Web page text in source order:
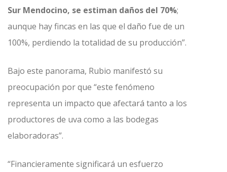
Sur Mendocino, se estiman daños del 70%;
aunque hay fincas en las que el daño fue de un
100%, perdiendo la totalidad de su producción”.
Bajo este panorama, Rubio manifestó su
preocupación por que “este fenómeno
representa un impacto que afectará tanto a los
productores de uva como a las bodegas
elaboradoras”.
“Financieramente significará un esfuerzo